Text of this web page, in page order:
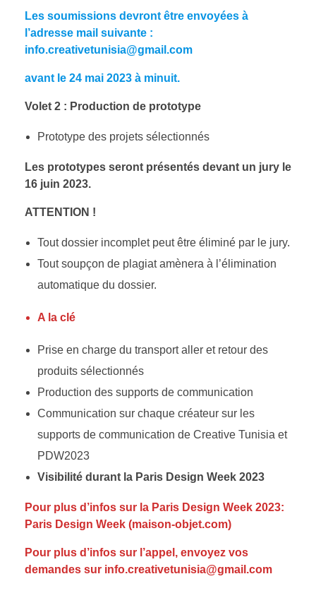
Les soumissions devront être envoyées à
l’adresse mail suivante :
info.creativetunisia@gmail.com
avant le 24 mai 2023 à minuit.
Volet 2 : Production de prototype
Prototype des projets sélectionnés
Les prototypes seront présentés devant un jury le
16 juin 2023.
ATTENTION !
Tout dossier incomplet peut être éliminé par le jury.
Tout soupçon de plagiat amènera à l’élimination
automatique du dossier.
A la clé
Prise en charge du transport aller et retour des
produits sélectionnés
Production des supports de communication
Communication sur chaque créateur sur les
supports de communication de Creative Tunisia et
PDW2023
Visibilité durant la Paris Design Week 2023
Pour plus d’infos sur la Paris Design Week 2023:
Paris Design Week (maison-objet.com)
Pour plus d’infos sur l’appel, envoyez vos
demandes sur info.creativetunisia@gmail.com